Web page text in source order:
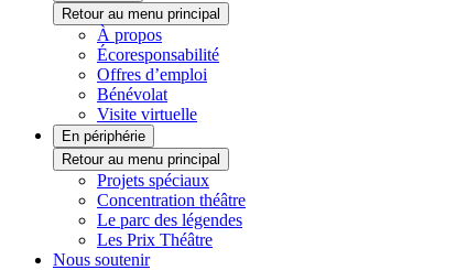
Retour au menu principal
À propos
Écoresponsabilité
Offres d’emploi
Bénévolat
Visite virtuelle
En périphérie
Retour au menu principal
Projets spéciaux
Concentration théâtre
Le parc des légendes
Les Prix Théâtre
Nous soutenir